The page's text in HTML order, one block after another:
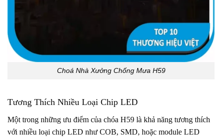
Choá Nhà Xưởng Chống Mưa H59
Tương Thích Nhiều Loại Chip LED
Một trong những ưu điểm của chóa H59 là khả năng tương thích
với nhiều loại chip LED như COB, SMD, hoặc module LED